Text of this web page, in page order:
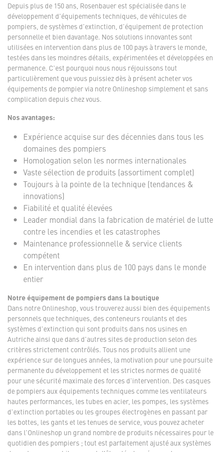
Depuis plus de 150 ans, Rosenbauer est spécialisée dans le
développement d'équipements techniques, de véhicules de
pompiers, de systèmes d'extinction, d'équipement de protection
personnelle et bien davantage. Nos solutions innovantes sont
utilisées en intervention dans plus de 100 pays à travers le monde,
testées dans les moindres détails, expérimentées et développées en
permanence. C'est pourquoi nous nous réjouissons tout
particulièrement que vous puissiez dès à présent acheter vos
équipements de pompier via notre Onlineshop simplement et sans
complication depuis chez vous.
Nos avantages:
Expérience acquise sur des décennies dans tous les
domaines des pompiers
Homologation selon les normes internationales
Vaste sélection de produits (assortiment complet)
Toujours à la pointe de la technique (tendances &
innovations)
Fiabilité et qualité élevées
Leader mondial dans la fabrication de matériel de lutte
contre les incendies et les catastrophes
Maintenance professionnelle & service clients
compétent
En intervention dans plus de 100 pays dans le monde
entier
Notre équipement de pompiers dans la boutique
Dans notre Onlineshop, vous trouverez aussi bien des équipements
personnels que techniques, des conteneurs roulants et des
systèmes d'extinction qui sont produits dans nos usines en
Autriche ainsi que dans d'autres sites de production selon des
critères strictement contrôlés. Tous nos produits allient une
expérience sur de longues années, la motivation pour une poursuite
permanente du développement et les strictes normes de qualité
pour une sécurité maximale des forces d'intervention. Des casques
de pompiers aux équipements techniques comme les ventilateurs
hautes performances, les tubes en acier, les pompes, les systèmes
d'extinction portables ou les groupes électrogènes en passant par
les bottes, les gants et les tenues de service, vous pouvez acheter
dans l'Onlineshop un grand nombre de produits nécessaires pour le
quotidien des pompiers ; tout est parfaitement ajusté aux systèmes